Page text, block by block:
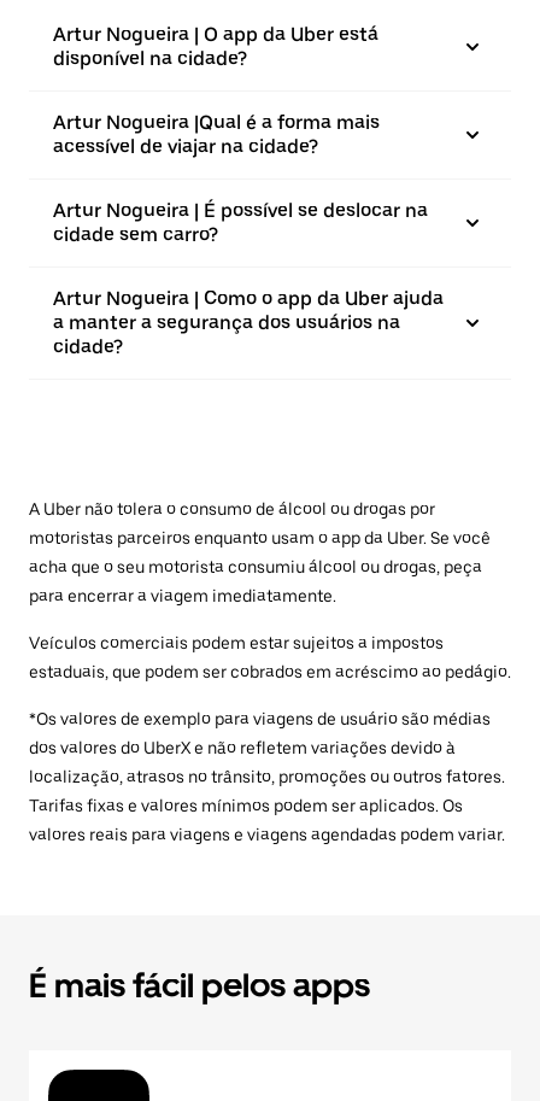
Artur Nogueira | O app da Uber está
disponível na cidade?
Artur Nogueira |⁠Qual é a forma mais
acessível de viajar na cidade?
Artur Nogueira | É possível se deslocar na
cidade sem carro?
Artur Nogueira | Como o app da Uber ajuda
a manter a segurança dos usuários na
cidade?
A Uber não tolera o consumo de álcool ou drogas por
motoristas parceiros enquanto usam o app da Uber. Se você
acha que o seu motorista consumiu álcool ou drogas, peça
para encerrar a viagem imediatamente.
Veículos comerciais podem estar sujeitos a impostos
estaduais, que podem ser cobrados em acréscimo ao pedágio.
*Os valores de exemplo para viagens de usuário são médias
dos valores do UberX e não refletem variações devido à
localização, atrasos no trânsito, promoções ou outros fatores.
Tarifas fixas e valores mínimos podem ser aplicados. Os
valores reais para viagens e viagens agendadas podem variar.
É mais fácil pelos apps